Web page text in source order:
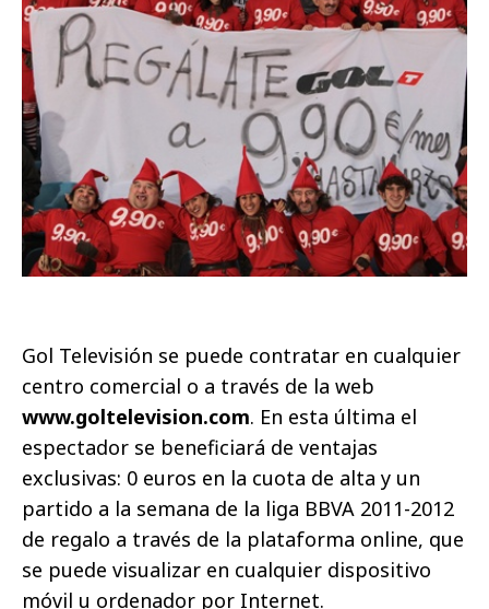
Gol Televisión se puede contratar en cualquier
centro comercial o a través de la web
www.goltelevision.com. En esta última el
espectador se beneficiará de ventajas
exclusivas: 0 euros en la cuota de alta y un
partido a la semana de la liga BBVA 2011-2012
de regalo a través de la plataforma online, que
se puede visualizar en cualquier dispositivo
móvil u ordenador por Internet.